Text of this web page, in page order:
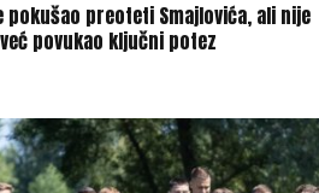
pokušao preoteti Smajlovića, ali nije
povukao ključni potez